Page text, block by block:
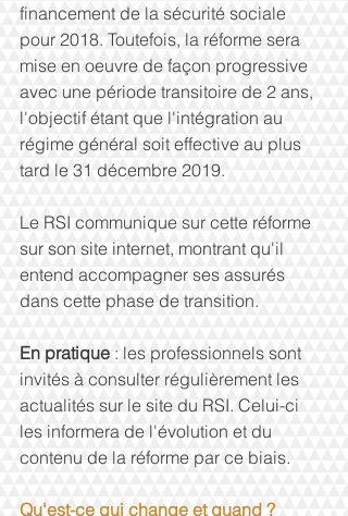
financement de la sécurité sociale
pour 2018. Toutefois, la réforme sera
mise en oeuvre de façon progressive
avec une période transitoire de 2 ans,
l'objectif étant que l'intégration au
régime général soit effective au plus
tard le 31 décembre 2019.
Le RSI communique sur cette réforme
sur son site internet, montrant qu'il
entend accompagner ses assurés
dans cette phase de transition.
En pratique : les professionnels sont
invités à consulter régulièrement les
actualités sur le site du RSI. Celui-ci
les informera de l'évolution et du
contenu de la réforme par ce biais.
Qu'est-ce qui change et quand ?